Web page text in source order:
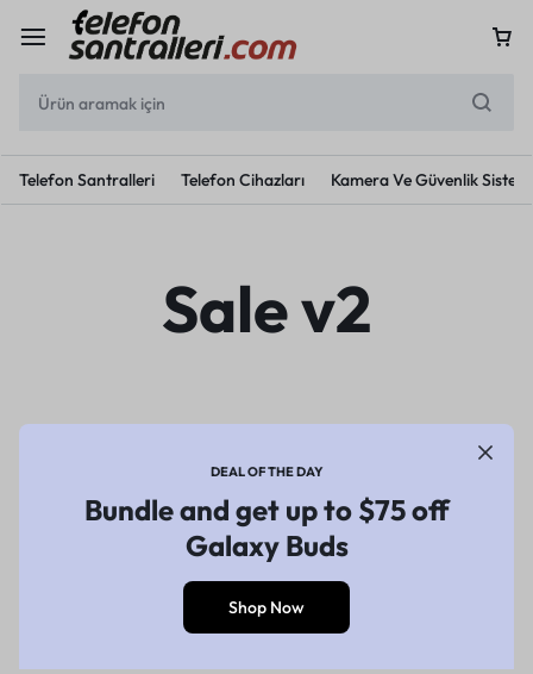
Telefon Santralleri Telefon Cihazları Kamera Ve Güvenlik
Sale v2
DEAL OF THE DAY
Bundle and get up to $75 off
Galaxy Buds
Shop Now